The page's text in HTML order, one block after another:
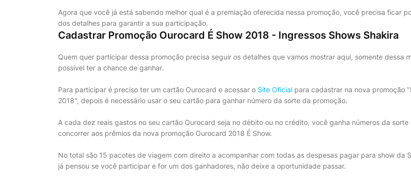
Agora que você já está sabendo melhor qual é a premiação oferecida nessa promoção, você precisa ficar
dos detalhes para garantir a sua participação.
Cadastrar Promoção Ourocard É Show 2018 - Ingressos Shows Shakira
Quem quer participar dessa promoção precisa seguir os detalhes que vamos mostrar aqui, somente dessa
possível ter a chance de ganhar.
Para participar é preciso ter um cartão Ourocard e acessar o Site Oficial para cadastrar na nova promoção
2018", depois é necessário usar o seu cartão para ganhar número da sorte da promoção.
A cada dez reais gastos no seu cartão Ourocard seja no débito ou no crédito, você ganha números da sorte
concorrer aos prêmios da nova promoção Ourocard 2018 É Show.
No total são 15 pacotes de viagem com direito a acompanhar com todas as despesas pagar para show da
já pensou se você participar e for um dos ganhadores, não deixe a oportunidade passar.